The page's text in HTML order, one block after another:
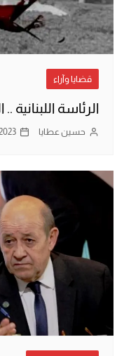
قضايا وآراء
الرئاسة
حسين عطايا